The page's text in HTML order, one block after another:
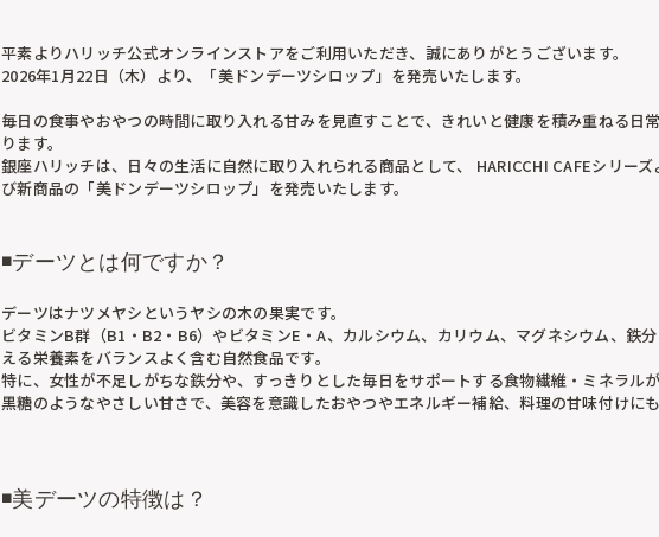
平素よりハリッチ公式オンラインストアをご利用いただき、誠にありがとうございます。
2026年1月22日（木）より、「美ドンデーツシロップ」を発売いたします。
毎日の食事やおやつの時間に取り入れる甘みを見直すことで、きれいと健康を積み重ねる日
ります。
銀座ハリッチは、日々の生活に自然に取り入れられる商品として、 HARICCHI CAFEシリー
び新商品の「美ドンデーツシロップ」を発売いたします。
◾️デーツとは何ですか？
デーツはナツメヤシというヤシの木の果実です。
ビタミンB群（B1・B2・B6）やビタミンE・A、カルシウム、カリウム、マグネシウム、鉄
える栄養素をバランスよく含む自然食品です。
特に、女性が不足しがちな鉄分や、すっきりとした毎日をサポートする食物繊維・ミネラル
黒糖のようなやさしい甘さで、美容を意識したおやつやエネルギー補給、料理の甘味付けに
◾️美デーツの特徴は？